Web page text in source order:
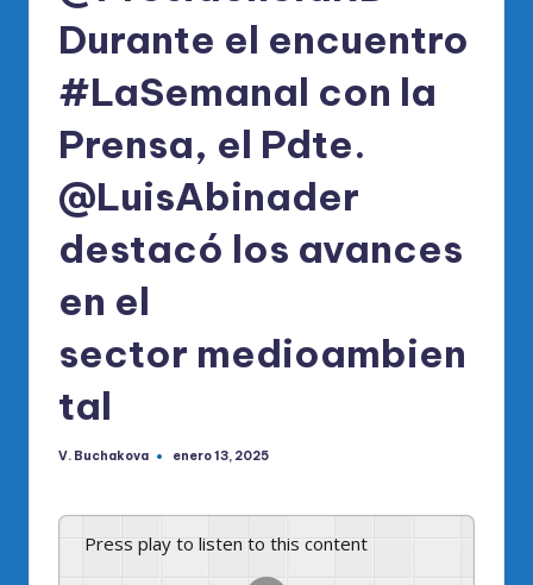
M
Durante el encuentro
#LaSemanal con la
Prensa, el Pdte.
@LuisAbinader
destacó los avances
en el
sector medioambien
tal
Publicado
V. Buchakova enero 13, 2025
Press play to listen to this content